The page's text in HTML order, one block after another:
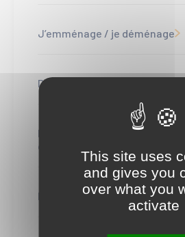
J’emménage / je déménage
Demande de permission de
Demande d'occupation à des
commerciales
Demandes de particuliers
This site uses
and gives you
over what you
activate